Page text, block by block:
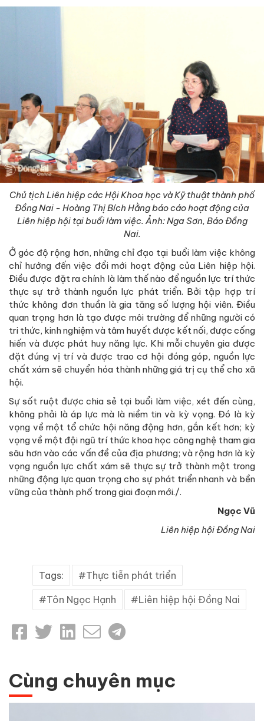
Chủ tịch Liên hiệp các Hội Khoa học và Kỹ thuật thành phố
Đồng Nai - Hoàng Thị Bích Hằng báo cáo hoạt động của
Liên hiệp hội tại buổi làm việc. Ảnh: Nga Sơn, Báo Đồng
Nai.
Ở góc độ rộng hơn, những chỉ đạo tại buổi làm việc không
chỉ hướng đến việc đổi mới hoạt động của Liên hiệp hội.
Điều được đặt ra chính là làm thế nào để nguồn lực trí thức
thực sự trở thành nguồn lực phát triển. Bởi tập hợp trí
thức không đơn thuần là gia tăng số lượng hội viên. Điều
quan trọng hơn là tạo được môi trường để những người có
tri thức, kinh nghiệm và tâm huyết được kết nối, được cống
hiến và được phát huy năng lực. Khi mỗi chuyên gia được
đặt đúng vị trí và được trao cơ hội đóng góp, nguồn lực
chất xám sẽ chuyển hóa thành những giá trị cụ thể cho xã
hội.
Sự sốt ruột được chia sẻ tại buổi làm việc, xét đến cùng,
không phải là áp lực mà là niềm tin và kỳ vọng. Đó là kỳ
vọng về một tổ chức hội năng động hơn, gắn kết hơn; kỳ
vọng về một đội ngũ trí thức khoa học công nghệ tham gia
sâu hơn vào các vấn đề của địa phương; và rộng hơn là kỳ
vọng nguồn lực chất xám sẽ thực sự trở thành một trong
những động lực quan trọng cho sự phát triển nhanh và bền
vững của thành phố trong giai đoạn mới./.
Ngọc Vũ
Liên hiệp hội Đồng Nai
Tags: Thực tiễn phát triển
Tôn Ngọc Hạnh Liên hiệp hội Đồng Nai
Cùng chuyên mục